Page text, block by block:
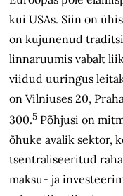
kui USAs. Siin on
on kujunenud
linnaruumis vabalt
viidud uuringus
on Vilniuses 20,
300.5 Põhjusi on
õhuke avalik sektor,
tsentraliseeritud
maksu- ja